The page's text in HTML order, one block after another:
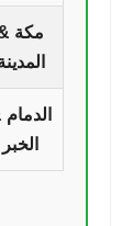
مكة &
المدينة
الدمام &
الخبر